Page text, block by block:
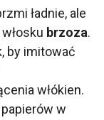
ładnie, ale
brzoza.
by imitować
włókien.
w